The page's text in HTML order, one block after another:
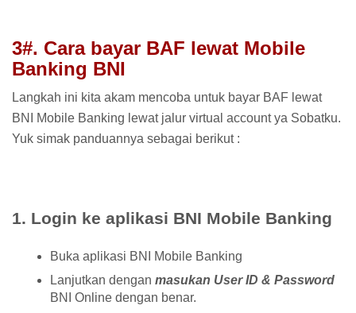
3#. Cara bayar BAF lewat Mobile
Banking BNI
Langkah ini kita akam mencoba untuk bayar BAF lewat
BNI Mobile Banking lewat jalur virtual account ya Sobatku.
Yuk simak panduannya sebagai berikut :
1. Login ke aplikasi BNI Mobile Banking
Buka aplikasi BNI Mobile Banking
Lanjutkan dengan masukan User ID & Password
BNI Online dengan benar.